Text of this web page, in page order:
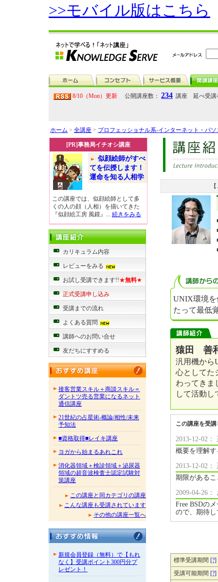
>>モバイル版はこちら
8/10（Mon）更新 公開講座数： 234 講座 延べ受講
ホーム > 全講座 > プロフェッショナル系-インターネット・パ
[PR]事務局イチオシ講座
似顔絵師がすべ
てを伝授します！
運命を知る人相学
この講座では、似顔絵師として多
くの人の顔（人相）を描いてきた
『似顔絵工房 風鏡』... 続きをみる
カリキュラム内容
レビューをみる
お試し受講できます!!★無料★
正式受講申し込み
受講までの流れ
よくある質問
講師へのお問い合せ
友だちにすすめる
接客営業スキル＋商談スキル＝
ダントツ売る営業になるネット
通信講座
21世紀の占星術-概論/相性/未来
予知法
■資格取得■レイキ講座
ヨガから始まるあれこれ
消化器領域＋検診領域＋泌尿器
領域の超音波検査士認定試験対
策講座
この講座と同カテゴリの講座
こんな講座も受講されています
その他の講座一覧へ
新規会員登録（無料）で【もれ
なく】受講ポイント300円分プ
レゼント！
UNIX環境
たって最低
猿田 善
汎用機から
心としてた
わってきま
して活動し
この講座を受
2013-12-02
概要を理解
2013-12-02
期限がある
2009-04-26
Free BSDの
ので、期待
標準受講期間 [?]
受講可能期間 [?]